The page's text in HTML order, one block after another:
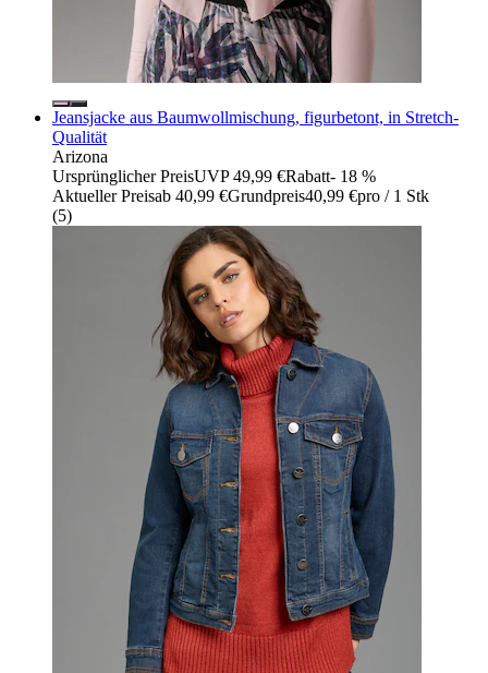
Jeansjacke aus Baumwollmischung, figurbetont, in Stretch-
Qualität
Arizona
Ursprünglicher PreisUVP 49,99 €Rabatt- 18 %
Aktueller Preisab 40,99 €Grundpreis40,99 €pro / 1 Stk
(5)